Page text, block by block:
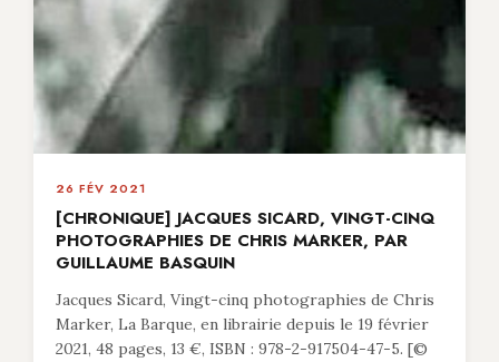
26 FÉV 2021
[CHRONIQUE] JACQUES SICARD, VINGT-CINQ
PHOTOGRAPHIES DE CHRIS MARKER, PAR
GUILLAUME BASQUIN
Jacques Sicard, Vingt-cinq photographies de Chris
Marker, La Barque, en librairie depuis le 19 février
2021, 48 pages, 13 €, ISBN : 978-2-917504-47-5. [©